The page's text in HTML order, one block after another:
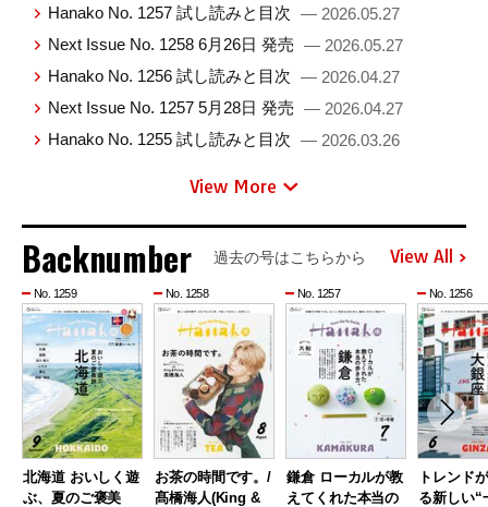
Hanako No. 1257 試し読みと目次 — 2026.05.27
Next Issue No. 1258 6月26日 発売 — 2026.05.27
Hanako No. 1256 試し読みと目次 — 2026.04.27
Next Issue No. 1257 5月28日 発売 — 2026.04.27
Hanako No. 1255 試し読みと目次 — 2026.03.26
View More
Backnumber 過去の号はこちらから View All
No. 1259
北海道 おいしく遊
ぶ、夏のご褒美
No. 1258
お茶の時間です。/
髙橋海人(King &
No. 1257
鎌倉 ローカルが教
えてくれた本当の
No. 1256
トレンド
る新しい“